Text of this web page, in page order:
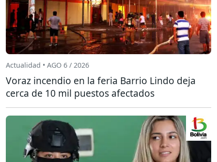
Actualidad • AGO 6 / 2026
Voraz incendio en la feria Barrio Lindo deja
cerca de 10 mil puestos afectados